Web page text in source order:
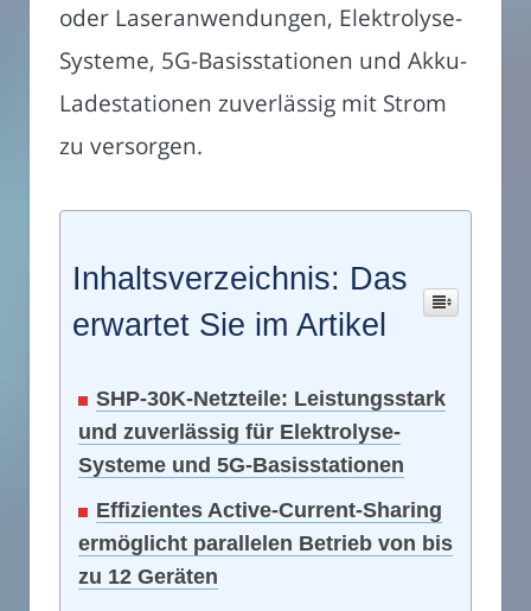
oder Laseranwendungen, Elektrolyse-
Systeme, 5G-Basisstationen und Akku-
Ladestationen zuverlässig mit Strom
zu versorgen.
Inhaltsverzeichnis: Das
erwartet Sie im Artikel
SHP-30K-Netzteile: Leistungsstark
und zuverlässig für Elektrolyse-
Systeme und 5G-Basisstationen
Effizientes Active-Current-Sharing
ermöglicht parallelen Betrieb von bis
zu 12 Geräten